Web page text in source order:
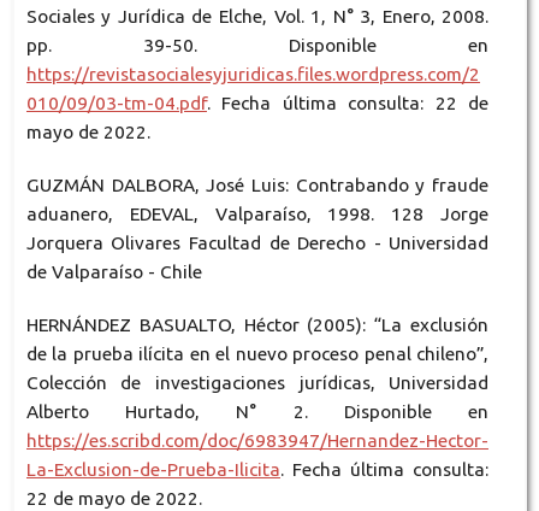
Sociales y Jurídica de Elche, Vol. 1, N° 3, Enero, 2008.
pp. 39-50. Disponible en
https://revistasocialesyjuridicas.files.wordpress.com/2
010/09/03-tm-04.pdf. Fecha última consulta: 22 de
mayo de 2022.
GUZMÁN DALBORA, José Luis: Contrabando y fraude
aduanero, EDEVAL, Valparaíso, 1998. 128 Jorge
Jorquera Olivares Facultad de Derecho - Universidad
de Valparaíso - Chile
HERNÁNDEZ BASUALTO, Héctor (2005): “La exclusión
de la prueba ilícita en el nuevo proceso penal chileno”,
Colección de investigaciones jurídicas, Universidad
Alberto Hurtado, N° 2. Disponible en
https://es.scribd.com/doc/6983947/Hernandez-Hector-
La-Exclusion-de-Prueba-Ilicita. Fecha última consulta:
22 de mayo de 2022.